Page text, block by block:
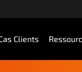
Clients